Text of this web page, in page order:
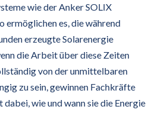
wie der Anker SOLIX
ermöglichen es, die während
erzeugte Solarenergie
die Arbeit über diese Zeiten
von der unmittelbaren
zu sein, gewinnen Fachkräfte
wie und wann sie die Energie